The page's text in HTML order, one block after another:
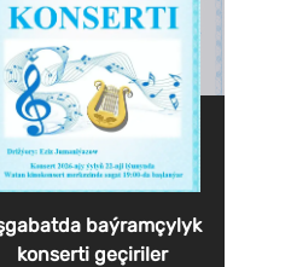
baýramçylyk
konserti geçiriler